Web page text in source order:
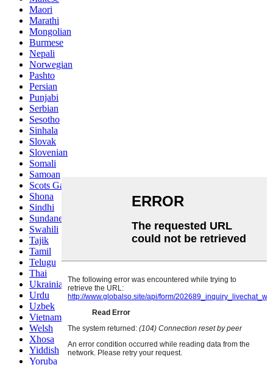
Maori
Marathi
Mongolian
Burmese
Nepali
Norwegian
Pashto
Persian
Punjabi
Serbian
Sesotho
Sinhala
Slovak
Slovenian
Somali
Samoan
Scots Gaelic
Shona
Sindhi
Sundanese
Swahili
Tajik
Tamil
Telugu
Thai
Ukrainian
Urdu
Uzbek
Vietnamese
Welsh
Xhosa
Yiddish
Yoruba